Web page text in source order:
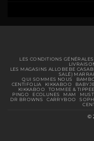
LES CONDITIONS GÉNÉRALES
LES MAGASINS ALLOBEBE
SALÉ)
QUI SOMMES NOUS
CENTIFOLIA
KIKKABOO
KIKKABOO
TOMMEE & TIPPEE
PINGO
ECOLUNES MAM
DR BROWNS
CARRYBOO
©